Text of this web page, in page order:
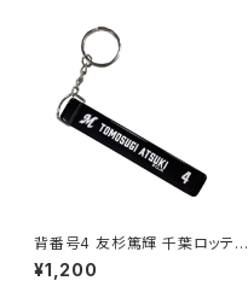
背番号4 友杉篤輝 千葉ロッテマ
リーンズ 選手ホテルキーホルダ
ー
¥1,200